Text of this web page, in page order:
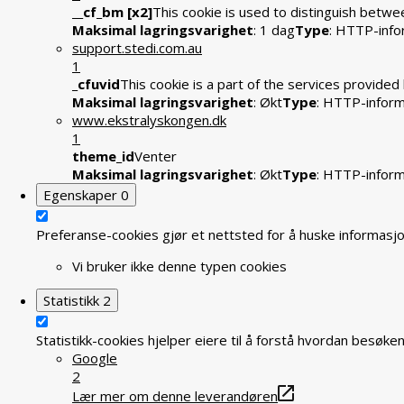
__cf_bm [x2]This cookie is used to distinguish
Maksimal lagringsvarighet: 1 dagType: HTTP-
support.stedi.com.au
1
_cfuvidThis cookie is a part of the services
Maksimal lagringsvarighet: ØktType: HTTP-
www.ekstralyskongen.dk
1
theme_idVenter
Maksimal lagringsvarighet: ØktType: HTTP-
Egenskaper 0
Preferanse-cookies gjør et nettsted for å huske
Vi bruker ikke denne typen cookies
Statistikk 2
Statistikk-cookies hjelper eiere til å forstå hvordan
Google
2
Lær mer om denne leverandøren